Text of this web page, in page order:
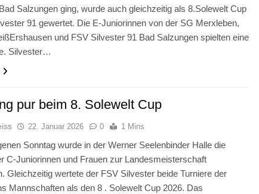
Salzungen ging, wurde auch gleichzeitig als 8.Solewelt Cup
91 gewertet. Die E-Juniorinnen von der SG Merxleben,
und FSV Silvester 91 Bad Salzungen spielten eine
Silvester…
pur beim 8. Solewelt Cup
22. Januar 2026 0 1 Mins
Sonntag wurde in der Werner Seelenbinder Halle die
C-Juniorinnen und Frauen zur Landesmeisterschaft
Gleichzeitig wertete der FSV Silvester beide Turniere der
Mannschaften als den 8 . Solewelt Cup 2026. Das